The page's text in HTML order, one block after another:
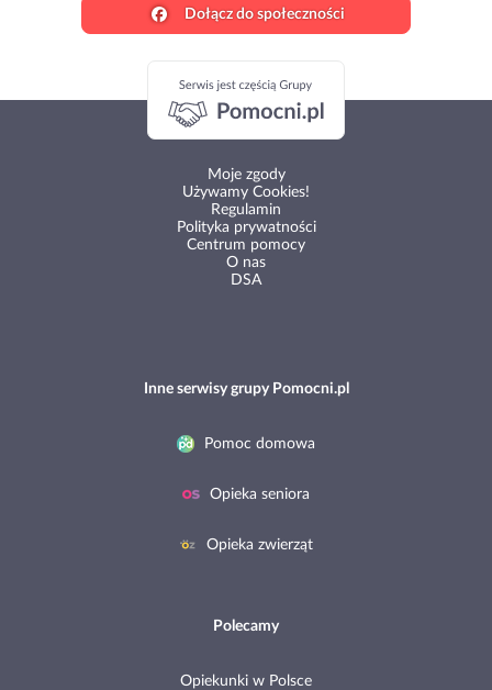
Dołącz do społeczności
Moje zgody
Używamy Cookies!
Regulamin
Polityka prywatności
Centrum pomocy
O nas
DSA
Inne serwisy grupy Pomocni.pl
Pomoc domowa
Opieka seniora
Opieka zwierząt
Polecamy
Opiekunki w Polsce